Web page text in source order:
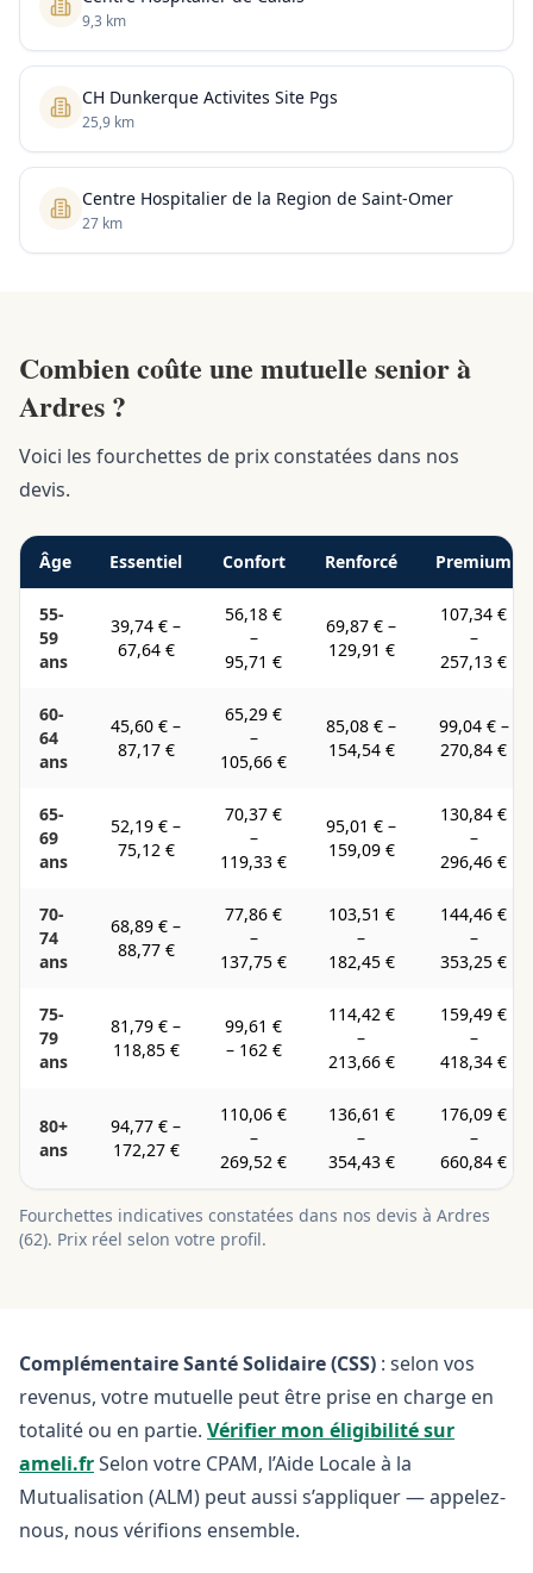
9,3 km
CH Dunkerque Activites Site Pgs
25,9 km
Centre Hospitalier de la Region de Saint-Omer
27 km
Combien coûte une mutuelle senior à
Ardres ?
Voici les fourchettes de prix constatées dans nos
devis.
Âge Essentiel Confort Renforcé Premium
55-
59
ans
39,74 € –
67,64 €
56,18 €
–
95,71 €
69,87 € –
129,91 €
107,34 €
–
257,13 €
60-
64
ans
45,60 € –
87,17 €
65,29 €
–
105,66 €
85,08 € –
154,54 €
99,04 €–
270,84 €
65-
69
ans
52,19 € –
75,12 €
70,37 €
–
119,33 €
95,01 € –
159,09 €
130,84 €
–
296,46 €
70-
74
ans
68,89 € –
88,77 €
77,86 €
–
137,75 €
103,51 €
–
182,45 €
144,46 €
–
353,25 €
75-
79
ans
81,79 € –
118,85 €
99,61 €
– 162 €
114,42 €
–
213,66 €
159,49 €
–
418,34 €
80+
ans
94,77 € –
172,27 €
110,06 €
–
269,52 €
136,61 €
–
354,43 €
176,09 €
–
660,84 €
Fourchettes indicatives constatées dans nos devis à Ardres
(62). Prix réel selon votre profil.
Complémentaire Santé Solidaire (CSS) : selon vos
revenus, votre mutuelle peut être prise en charge en
totalité ou en partie. Vérifier mon éligibilité sur
ameli.frSelon votre CPAM, l’Aide Locale à la
Mutualisation (ALM) peut aussi s’appliquer — appelez-
nous, nous vérifions ensemble.